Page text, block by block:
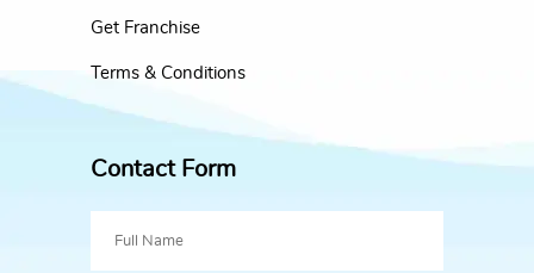
Get Franchise
Terms & Conditions
Contact Form